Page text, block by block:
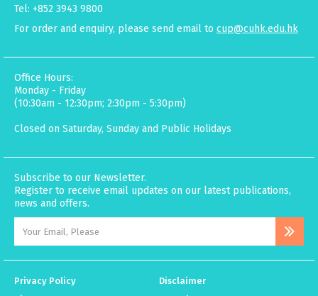
Tel: +852 3943 9800
For order and enquiry, please send email to cup@cuhk.edu.hk
Office Hours:
Monday - Friday
(10:30am - 12:30pm; 2:30pm - 5:30pm)
Closed on Saturday, Sunday and Public Holidays
Subscribe to our Newsletter.
Register to receive email updates on our latest publications,
news and offers.
Privacy Policy
Disclaimer